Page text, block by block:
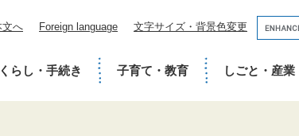
文へ Foreign language 文字サイズ・背景色変更
ー
ワ
ド
で
が
くらし・手続き 子育て・教育 しごと・産業